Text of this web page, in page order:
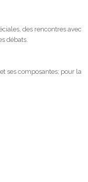
des rencontres avec
débats.
ses composantes; pour la